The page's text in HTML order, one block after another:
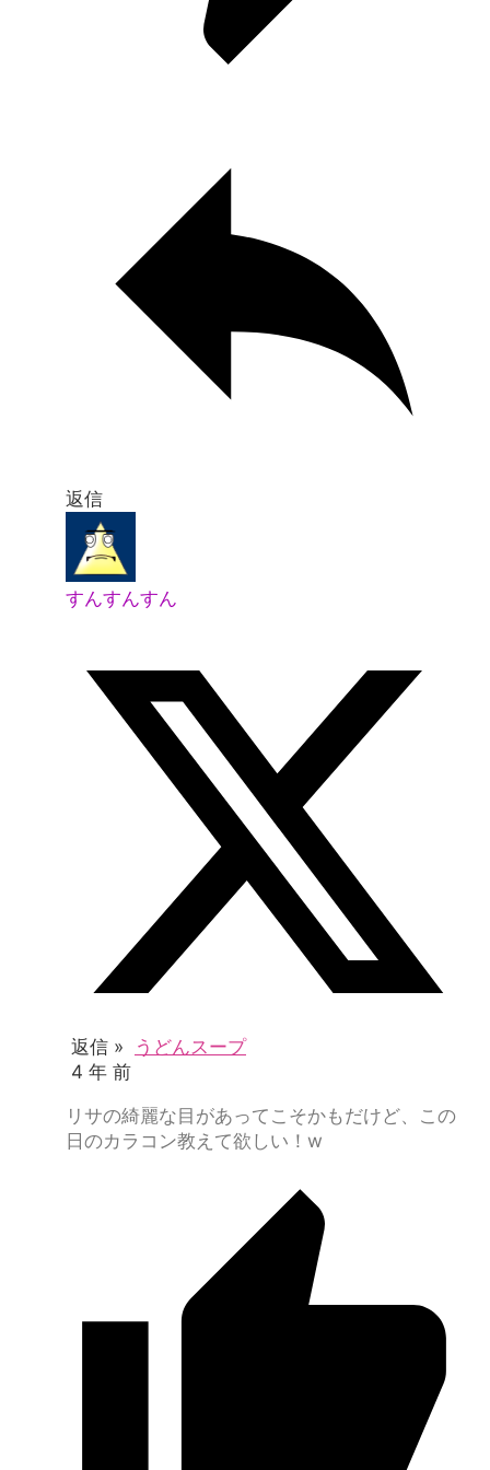
返信
すんすんすん
返信 »
うどんスープ
4 年 前
リサの綺麗な目があってこそかもだけど、この
日のカラコン教えて欲しい！w